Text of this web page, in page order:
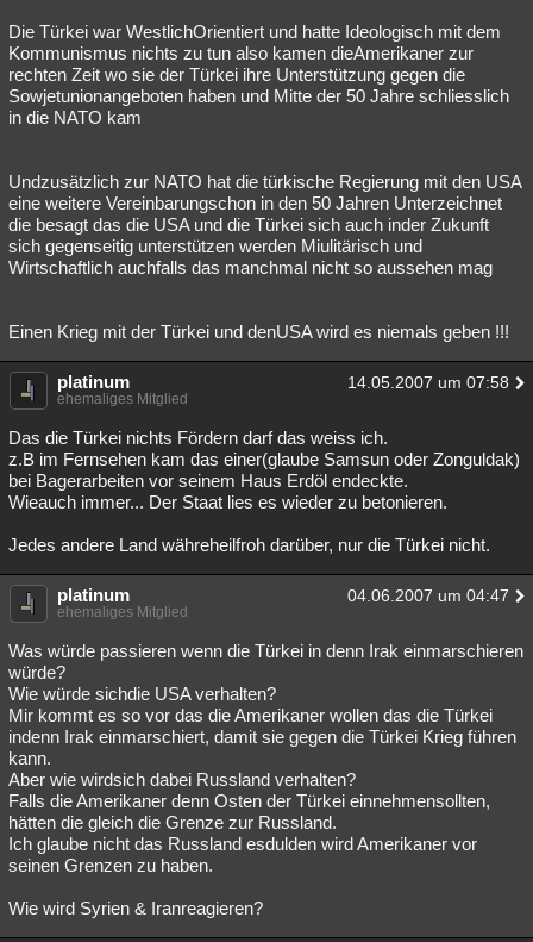
Die Türkei war WestlichOrientiert und hatte Ideologisch mit dem
Kommunismus nichts zu tun also kamen dieAmerikaner zur
rechten Zeit wo sie der Türkei ihre Unterstützung gegen die
Sowjetunionangeboten haben und Mitte der 50 Jahre schliesslich
in die NATO kam
Undzusätzlich zur NATO hat die türkische Regierung mit den USA
eine weitere Vereinbarungschon in den 50 Jahren Unterzeichnet
die besagt das die USA und die Türkei sich auch inder Zukunft
sich gegenseitig unterstützen werden Miulitärisch und
Wirtschaftlich auchfalls das manchmal nicht so aussehen mag
Einen Krieg mit der Türkei und denUSA wird es niemals geben !!!
platinum 14.05.2007 um 07:58
ehemaliges Mitglied
Das die Türkei nichts Fördern darf das weiss ich.
z.B im Fernsehen kam das einer(glaube Samsun oder Zonguldak)
bei Bagerarbeiten vor seinem Haus Erdöl endeckte.
Wieauch immer... Der Staat lies es wieder zu betonieren.
Jedes andere Land währeheilfroh darüber, nur die Türkei nicht.
platinum 04.06.2007 um 04:47
ehemaliges Mitglied
Was würde passieren wenn die Türkei in denn Irak einmarschieren
würde?
Wie würde sichdie USA verhalten?
Mir kommt es so vor das die Amerikaner wollen das die Türkei
indenn Irak einmarschiert, damit sie gegen die Türkei Krieg führen
kann.
Aber wie wirdsich dabei Russland verhalten?
Falls die Amerikaner denn Osten der Türkei einnehmensollten,
hätten die gleich die Grenze zur Russland.
Ich glaube nicht das Russland esdulden wird Amerikaner vor
seinen Grenzen zu haben.
Wie wird Syrien & Iranreagieren?